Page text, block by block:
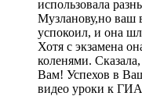
использовала
Музланову,но ваш
успокоил, и она
Хотя с экзамена
коленями.
Вам! Успехов в
видео уроки к